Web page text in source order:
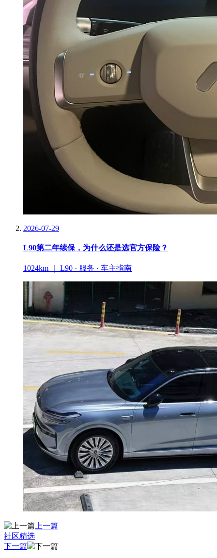
2026-07-29
L90第二年续保，为什么还是选官方保险？
1024km ｜ L90 · 服务 · 车主指南
上一篇
社区精选
下一篇